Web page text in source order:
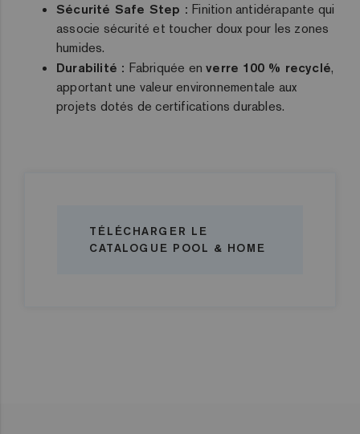
Sécurité Safe Step : Finition antidérapante qui
associe sécurité et toucher doux pour les zones
humides.
Durabilité : Fabriquée enverre 100 % recyclé,
apportant une valeur environnementale aux
projets dotés de certifications durables.
TÉLÉCHARGER LE
CATALOGUE POOL & HOME